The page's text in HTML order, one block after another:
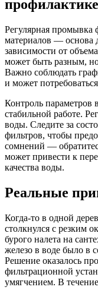
профилактике
Регулярная промывка
материалов — основа
зависимости от
может быть разным,
Важно соблюдать
и может
Контроль
стабильной работе.
воды. Следите за
фильтров, чтобы
сомнений —
может привести к
качества воды.
Реальные
Когда-то в одной
столкнулся с резким
бурого налета на
железо в воде было в
Решение оказалось
фильтрационной
умягчением. В